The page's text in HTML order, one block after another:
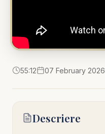
55:12 07 February 2026
Descriere